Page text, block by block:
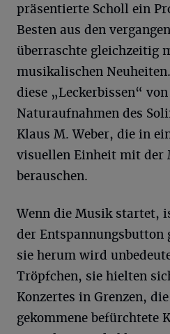
präsentierte Scholl ein
Besten aus den
überraschte gleichzeitig
musikalischen
diese „Leckerbissen“
Naturaufnahmen des
Klaus M. Weber, die in
visuellen Einheit mit der
berauschen.
Wenn die Musik startet,
der Entspannungsbutton
sie herum wird
Tröpfchen, sie hielten
Konzertes in Grenzen,
gekommene befürchtete